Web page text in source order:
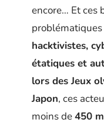
encore… Et ces
problématiques
hacktivistes,
étatiques et
lors des Jeux
Japon, ces
moins de450